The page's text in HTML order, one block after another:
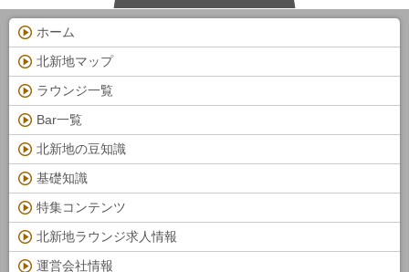
ホーム
北新地マップ
ラウンジ一覧
Bar一覧
北新地の豆知識
基礎知識
特集コンテンツ
北新地ラウンジ求人情報
運営会社情報